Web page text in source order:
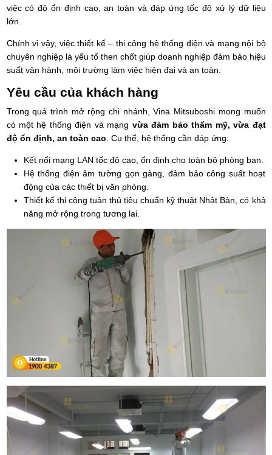
việc có độ ổn định cao, an toàn và đáp ứng tốc độ xử lý dữ liệu
lớn.
Chính vì vậy, việc thiết kế – thi công hệ thống điện và mạng nội bộ
chuyên nghiệp là yếu tố then chốt giúp doanh nghiệp đảm bảo hiệu
suất vận hành, môi trường làm việc hiện đại và an toàn.
Yêu cầu của khách hàng
Trong quá trình mở rộng chi nhánh, Vina Mitsuboshi mong muốn
có một hệ thống điện và mạng vừa đảm bảo thẩm mỹ, vừa đạt
độ ổn định, an toàn cao . Cụ thể, hệ thống cần đáp ứng:
Kết nối mạng LAN tốc độ cao, ổn định cho toàn bộ phòng ban.
Hệ thống điện âm tường gọn gàng, đảm bảo công suất hoạt
động của các thiết bị văn phòng.
Thiết kế thi công tuân thủ tiêu chuẩn kỹ thuật Nhật Bản, có khả
năng mở rộng trong tương lai.